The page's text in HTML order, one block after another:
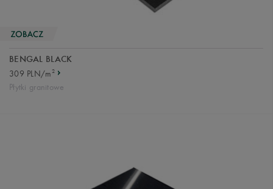
BENGAL BLACK
309 PLN/m2
Płytki granitowe